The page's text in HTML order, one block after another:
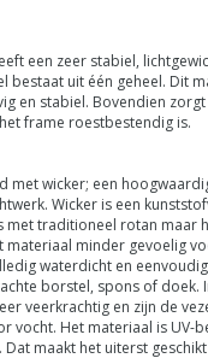
een zeer stabiel,
bestaat uit één geheel. Dit
en stabiel. Bovendien
frame roestbestendig is.
met wicker; een
Wicker is een
met traditioneel rotan maar
materiaal minder gevoelig
waterdicht en
borstel, spons of doek.
veerkrachtig en zijn de
vocht. Het materiaal is UV-
maakt het uiterst